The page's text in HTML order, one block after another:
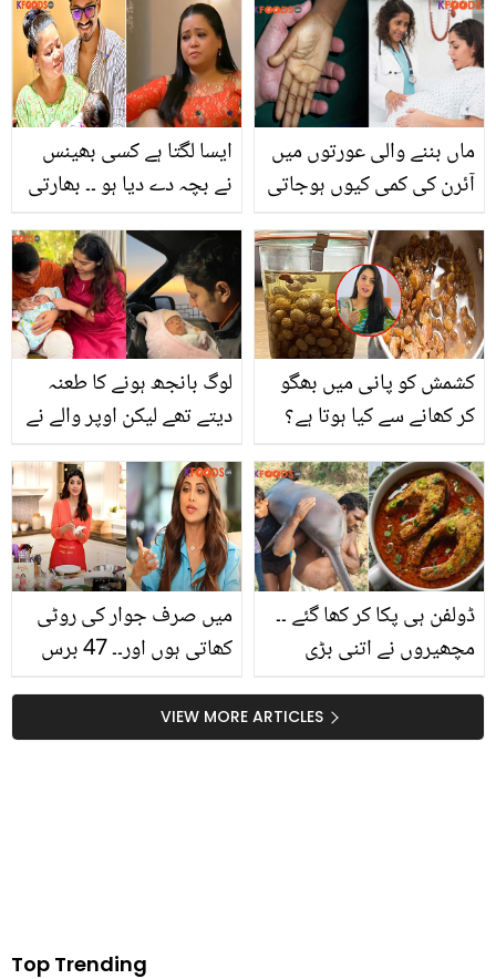
یوسف کا صدف کی بیٹی
کے ساتھ کیسا تعلق ہے؟
جاوید شیخ نے گھر کا راز
بتا دیا
سی غذائیں کھانے سے آپ
کو روزہ نہیں لگے گا؟
ایسا لگتا ہے کسی بھینس
نے بچہ دے دیا ہو ۔۔ بھارتی
والی تنقید کا جواب دیتے
ہوئے رو پڑیں، ویڈیو وائرل
ماں بننے والی عورتوں میں
آئرن کی کمی کیوں ہوجاتی
کرنے والی قدرتی غذاؤں کے
بارے میں اہم معلومات
لوگ بانجھ ہونے کا طعنہ
دیتے تھے لیکن اوپر والے نے
12 سال بے اولاد رہنے کے
بعد بیٹی کی پیدائش پر
باپ کا بے مثال اقدام
کشمش کو پانی میں بھگو
کر کھانے سے کیا ہوتا ہے؟
انگیز فائدے جنھیں جان کر
آپ بھی ایسا کرنے پر
مجبور ہوجائیں گے
میں صرف جوار کی روٹی
کھاتی ہوں اور۔۔ 47 برس
کیسے نظر آتی ہیں؟ شلپا
شیٹھی کی اسمارٹنیس کے
ڈولفن ہی پکا کر کھا گئے ۔۔
مچھیروں نے اتنی بڑی
کھائی؟ عوام پریشانVIEW MORE ARTICLES
Top Trending